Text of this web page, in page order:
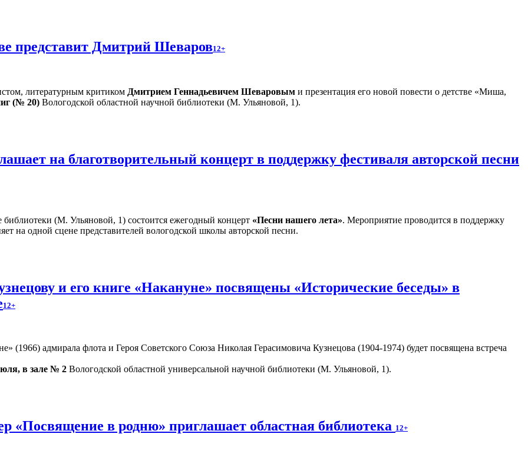
представит Дмитрий Шеваров12+
литературным критиком Дмитрием Геннадьевичем Шеваровым и презентация его новой повести о детстве «Миша,
(№ 20) Вологодской областной научной библиотеки (М. Ульяновой, 1).
на благотворительный концерт в поддержку фестиваля авторской песни
библиотеки (М. Ульяновой, 1) состоится ежегодный концерт «Песни нашего лета». Мероприятие проводится в поддержку
на одной сцене представителей вологодской школы авторской песни.
и его книге «Накануне» посвящены «Исторические беседы» в
12+
(1966) адмирала флота и Героя Советского Союза Николая Герасимовича Кузнецова (1904-1974) будет посвящена встреча
в зале № 2 Вологодской областной универсальной научной библиотеки (М. Ульяновой, 1).
«Посвящение в родню» приглашает областная библиотека 12+